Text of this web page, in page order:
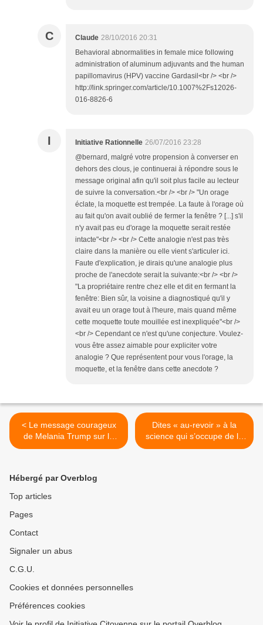
C Claude 28/10/2016 20:31
Behavioral abnormalities in female mice following
administration of aluminum adjuvants and the human
papillomavirus (HPV) vaccine Gardasil<br /> <br />
http://link.springer.com/article/10.1007%2Fs12026-
016-8826-6
I Initiative Rationnelle 26/07/2016 23:28
@bernard, malgré votre propension à converser en
dehors des clous, je continuerai à répondre sous le
message original afin qu'il soit plus facile au lecteur
de suivre la conversation.<br /> <br /> "Un orage
éclate, la moquette est trempée. La faute à l'orage où
au fait qu'on avait oublié de fermer la fenêtre ? [...] s'il
n'y avait pas eu d'orage la moquette serait restée
intacte"<br /> <br /> Cette analogie n'est pas très
claire dans la manière ou elle vient s'articuler ici.
Faute d'explication, je dirais qu'une analogie plus
proche de l'anecdote serait la suivante:<br /> <br />
"La propriétaire rentre chez elle et dit en fermant la
fenêtre: Bien sûr, la voisine a diagnostiqué qu'il y
avait eu un orage tout à l'heure, mais quand même
cette moquette toute mouillée est inexpliquée"<br />
<br /> Cependant ce n'est qu'une conjecture. Voulez-
vous être assez aimable pour expliciter votre
analogie ? Que représentent pour vous l'orage, la
moquette, et la fenêtre dans cette anecdote ?
< Le message courageux
de Melania Trump sur la
vaccination
Dites « au-revoir » à la
science qui s’occupe de la
sécurité des vaccins >
Hébergé par Overblog
Top articles
Pages
Contact
Signaler un abus
C.G.U.
Cookies et données personnelles
Préférences cookies